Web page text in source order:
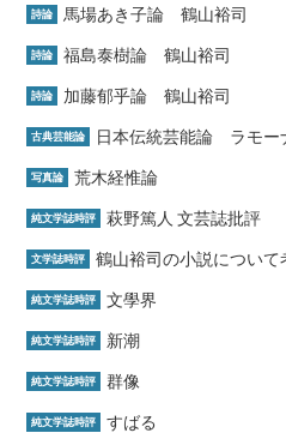
詩論 馬場あき子論 鶴山裕司
詩論 福島泰樹論 鶴山裕司
詩論 加藤郁乎論 鶴山裕司
古典芸能論 日本伝統芸能論 ラモー
写真論 荒木経惟論
純文学誌時評 萩野篤人 文芸誌批評
文学誌時評 鶴山裕司の小説につい
純文学誌時評 文學界
純文学誌時評 新潮
純文学誌時評 群像
純文学誌時評 すばる